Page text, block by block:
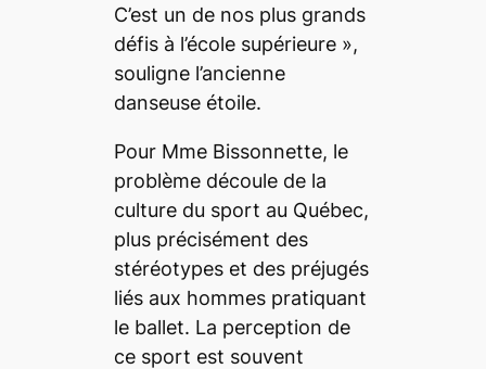
C’est un de nos plus grands
défis à l’école supérieure »,
souligne l’ancienne
danseuse étoile.
Pour Mme Bissonnette, le
problème découle de la
culture du sport au Québec,
plus précisément des
stéréotypes et des préjugés
liés aux hommes pratiquant
le ballet. La perception de
ce sport est souvent